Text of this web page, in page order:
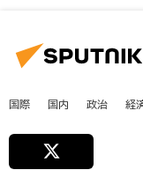
国際 国内 政治 経